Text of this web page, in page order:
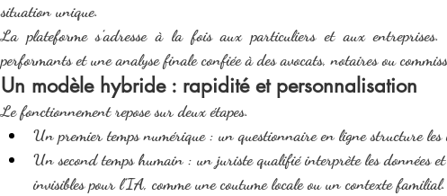
situation unique.
La plateforme s’adresse à la fois aux particuliers et aux entreprises.
performants et une analyse finale confiée à des avocats, notaires ou
Un modèle hybride : rapidité et personnalisation
Le fonctionnement repose sur deux étapes.
Un premier temps numérique : un questionnaire en ligne structure les
Un second temps humain : un juriste qualifié interprète les données
invisibles pour l’IA, comme une coutume locale ou un contexte familial.